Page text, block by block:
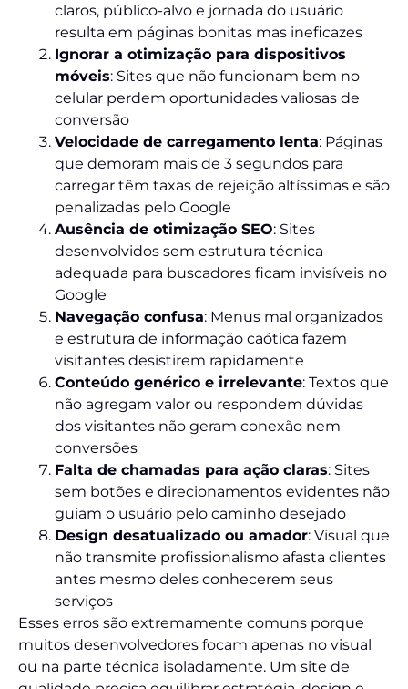
claros, público-alvo e jornada do usuário
resulta em páginas bonitas mas ineficazes
Ignorar a otimização para dispositivos
móveis: Sites que não funcionam bem no
celular perdem oportunidades valiosas de
conversão
Velocidade de carregamento lenta: Páginas
que demoram mais de 3 segundos para
carregar têm taxas de rejeição altíssimas e são
penalizadas pelo Google
Ausência de otimização SEO: Sites
desenvolvidos sem estrutura técnica
adequada para buscadores ficam invisíveis no
Google
Navegação confusa: Menus mal organizados
e estrutura de informação caótica fazem
visitantes desistirem rapidamente
Conteúdo genérico e irrelevante: Textos que
não agregam valor ou respondem dúvidas
dos visitantes não geram conexão nem
conversões
Falta de chamadas para ação claras: Sites
sem botões e direcionamentos evidentes não
guiam o usuário pelo caminho desejado
Design desatualizado ou amador: Visual que
não transmite profissionalismo afasta clientes
antes mesmo deles conhecerem seus
serviços
Esses erros são extremamente comuns porque
muitos desenvolvedores focam apenas no visual
ou na parte técnica isoladamente. Um site de